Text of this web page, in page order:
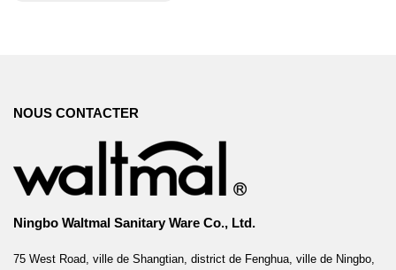
NOUS CONTACTER
Ningbo Waltmal Sanitary Ware Co., Ltd.
75 West Road, ville de Shangtian, district de Fenghua, ville de Ningbo,